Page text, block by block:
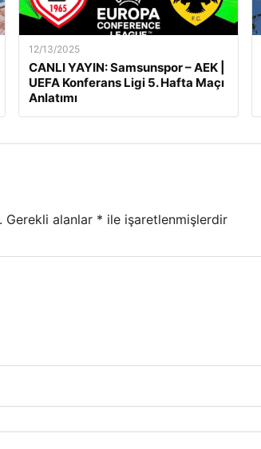
12/13/2025
CANLI YAYIN: Samsunspor – AEK |
UEFA Konferans Ligi 5. Hafta Maçı
Anlatımı
Gerekli alanlar * ile işaretlenmişlerdir